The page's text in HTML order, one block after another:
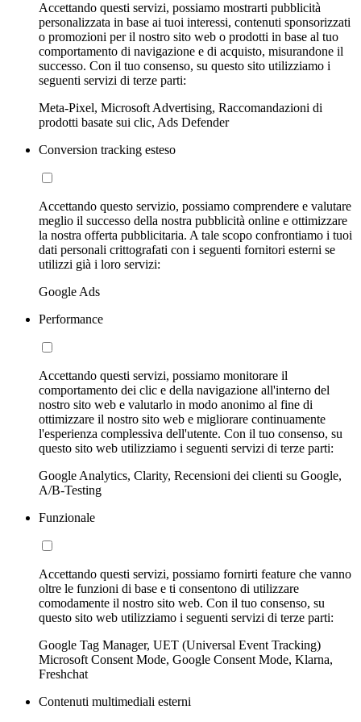
Accettando questi servizi, possiamo mostrarti pubblicità
personalizzata in base ai tuoi interessi, contenuti sponsorizzati
o promozioni per il nostro sito web o prodotti in base al tuo
comportamento di navigazione e di acquisto, misurandone il
successo. Con il tuo consenso, su questo sito utilizziamo i
seguenti servizi di terze parti:
Meta-Pixel, Microsoft Advertising, Raccomandazioni di
prodotti basate sui clic, Ads Defender
Conversion tracking esteso
Accettando questo servizio, possiamo comprendere e valutare
meglio il successo della nostra pubblicità online e ottimizzare
la nostra offerta pubblicitaria. A tale scopo confrontiamo i tuoi
dati personali crittografati con i seguenti fornitori esterni se
utilizzi già i loro servizi:
Google Ads
Performance
Accettando questi servizi, possiamo monitorare il
comportamento dei clic e della navigazione all'interno del
nostro sito web e valutarlo in modo anonimo al fine di
ottimizzare il nostro sito web e migliorare continuamente
l'esperienza complessiva dell'utente. Con il tuo consenso, su
questo sito web utilizziamo i seguenti servizi di terze parti:
Google Analytics, Clarity, Recensioni dei clienti su Google,
A/B-Testing
Funzionale
Accettando questi servizi, possiamo fornirti feature che vanno
oltre le funzioni di base e ti consentono di utilizzare
comodamente il nostro sito web. Con il tuo consenso, su
questo sito web utilizziamo i seguenti servizi di terze parti:
Google Tag Manager, UET (Universal Event Tracking)
Microsoft Consent Mode, Google Consent Mode, Klarna,
Freshchat
Contenuti multimediali esterni